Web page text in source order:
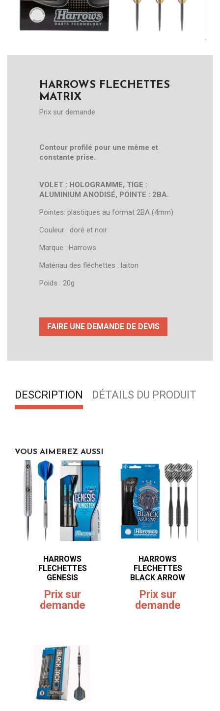
HARROWS FLECHETTES
MATRIX
Prix sur demande
Contour profilé pour une même et
constante prise.
VOLET : HOLOGRAMME, TIGE :
ALUMINIUM ANODISÉ, POINTE : 2BA.
Pointes: plastiques au format 2BA (4mm)
Couleur : doré et noir
Marque : Harrows
Matériau des fléchettes : laiton
Poids : 20g
FAIRE UNE DEMANDE DE DEVIS
DESCRIPTION DÉTAILS DU PRODUIT
VOUS AIMEREZ AUSSI
HARROWS
FLECHETTES
GENESIS
Prix sur
demande
HARROWS
FLECHETTES
BLACK ARROW
Prix sur
demande